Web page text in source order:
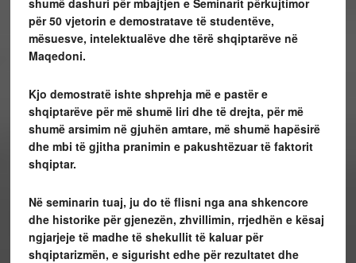
shumë dashuri për mbajtjen e Seminarit përkujtimor
për 50 vjetorin e demostratave të studentëve,
mësuesve, intelektualëve dhe tërë shqiptarëve në
Maqedoni.
Kjo demostratë ishte shprehja më e pastër e
shqiptarëve për më shumë liri dhe të drejta, për më
shumë arsimim në gjuhën amtare, më shumë hapësirë
dhe mbi të gjitha pranimin e pakushtëzuar të faktorit
shqiptar.
Në seminarin tuaj, ju do të flisni nga ana shkencore
dhe historike për gjenezën, zhvillimin, rrjedhën e kësaj
ngjarjeje të madhe të shekullit të kaluar për
shqiptarizmën, e sigurisht edhe për rezultatet dhe